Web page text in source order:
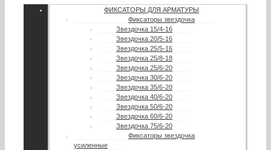
ФИКСАТОРЫ ДЛЯ АРМАТУРЫ
Фиксаторы звездочка
Звездочка 15/4-16
Звездочка 20/5-16
Звездочка 25/5-16
Звездочка 25/8-18
Звездочка 25/6-20
Звездочка 30/6-20
Звездочка 35/6-20
Звездочка 40/6-20
Звездочка 50/6-20
Звездочка 60/6-20
Звездочка 75/6-20
Фиксаторы звездочка
усиленные